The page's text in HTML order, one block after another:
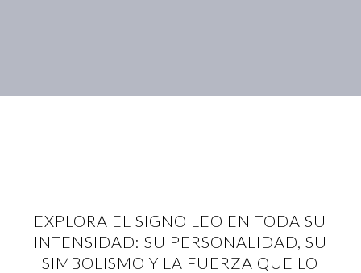
EXPLORA EL SIGNO LEO EN TODA SU
INTENSIDAD: SU PERSONALIDAD, SU
SIMBOLISMO Y LA FUERZA QUE LO